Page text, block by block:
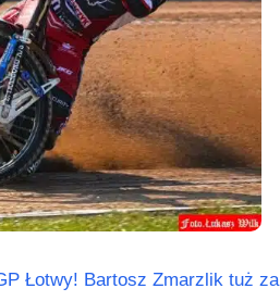
Łotwy! Bartosz Zmarzlik tuż za